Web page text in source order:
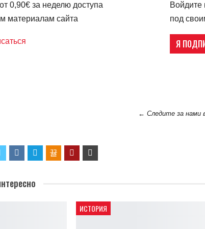
0,90€ за неделю доступа
материалам сайта
Войдите
под
Я
← Следите за нами
ИСТОРИЯ